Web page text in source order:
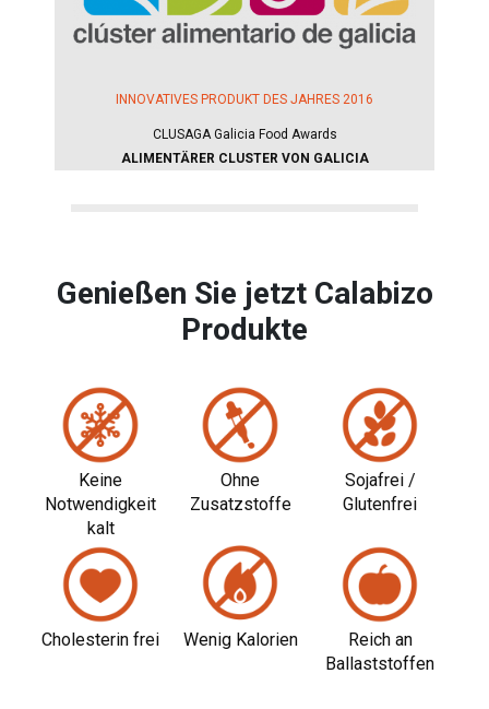
INNOVATIVES PRODUKT DES JAHRES 2016
CLUSAGA Galicia Food Awards
ALIMENTÄRER CLUSTER VON GALICIA
Genießen Sie jetzt Calabizo
Produkte
Keine
Notwendigkeit
kalt
Ohne
Zusatzstoffe
Sojafrei /
Glutenfrei
Cholesterin frei Wenig Kalorien
Reich an
Ballaststoffen